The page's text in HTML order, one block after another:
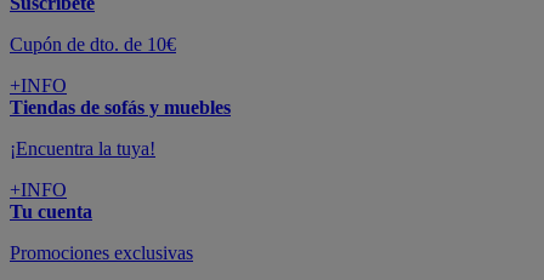
Cupón de dto. de 10€
+INFO
Tiendas de sofás y muebles
¡Encuentra la tuya!
+INFO
Tu cuenta
Promociones exclusivas